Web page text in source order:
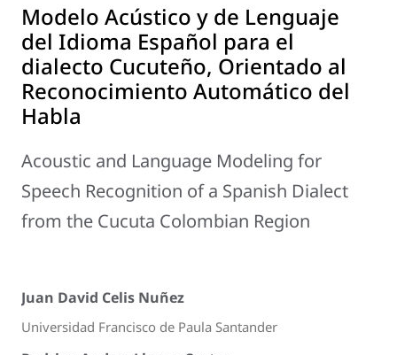
Modelo Acústico y de Lenguaje
del Idioma Español para el
dialecto Cucuteño, Orientado al
Reconocimiento Automático del
Habla
Acoustic and Language Modeling for
Speech Recognition of a Spanish Dialect
from the Cucuta Colombian Region
Juan David Celis Nuñez
Universidad Francisco de Paula Santander